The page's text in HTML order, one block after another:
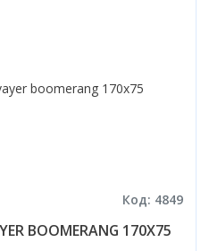
Код: 4849
BOOMERANG 170X75